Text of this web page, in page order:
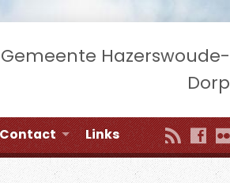
Hazerswoude-
Dorp
Contact Links